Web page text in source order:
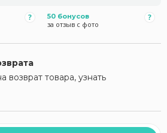
50 бонусов
за отзыв с фото
возврат товара, узнать